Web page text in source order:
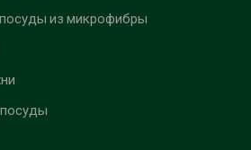
из микрофибры